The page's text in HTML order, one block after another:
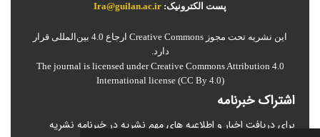
پست الکترونیک: Ira@guilan.ac.ir
این نشریه تحت مجوز Creative Commons ارجاع 4.0 بین‌المللی قرار
دارد.
The journal is licensed under Creative Commons Attribution 4.0
International license (CC By 4.0)
اشتراک خبرنامه
برای دریافت اخبار و اطلاعیه های مهم نشریه در خبرنامه نشریه